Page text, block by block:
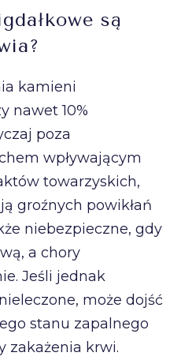
są
kamieni
nawet 10%
poza
wpływającym
towarzyskich,
groźnych powikłań
niebezpieczne, gdy
a chory
Jeśli jednak
może dojść
stanu zapalnego
zakażenia krwi.